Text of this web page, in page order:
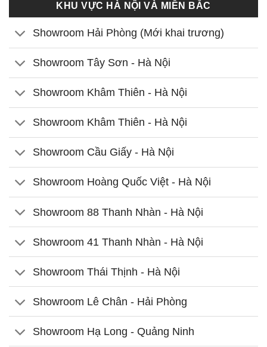
KHU VỰC HÀ NỘI VÀ MIỀN BẮC
Showroom Hải Phòng (Mới khai trương)
Showroom Tây Sơn - Hà Nội
Showroom Khâm Thiên - Hà Nội
Showroom Khâm Thiên - Hà Nội
Showroom Cầu Giấy - Hà Nội
Showroom Hoàng Quốc Việt - Hà Nội
Showroom 88 Thanh Nhàn - Hà Nội
Showroom 41 Thanh Nhàn - Hà Nội
Showroom Thái Thịnh - Hà Nội
Showroom Lê Chân - Hải Phòng
Showroom Hạ Long - Quảng Ninh